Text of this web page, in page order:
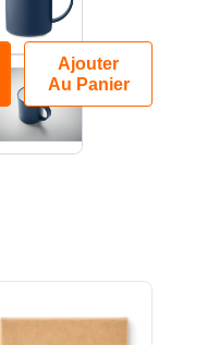
Ajouter
Au Panier